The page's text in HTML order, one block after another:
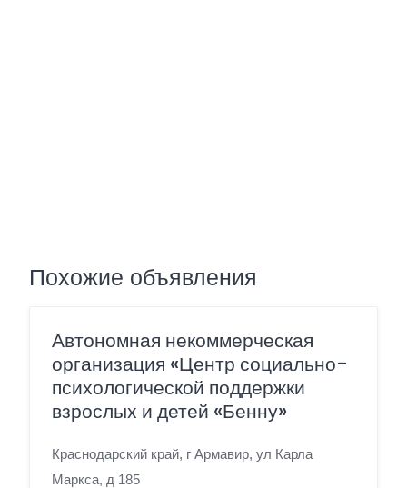
Похожие объявления
Автономная некоммерческая
организация «Центр социально-
психологической поддержки
взрослых и детей «Бенну»
Краснодарский край, г Армавир, ул Карла
Маркса, д 185